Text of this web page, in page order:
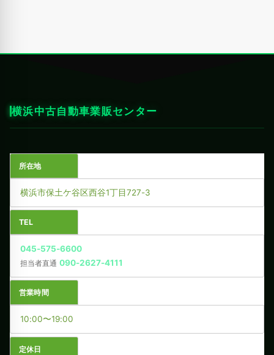
横浜中古自動車業販センター
所在地
横浜市保土ケ谷区西谷1丁目727-3
TEL
045-575-6600
担当者直通 090-2627-4111
営業時間
10:00〜19:00
定休日